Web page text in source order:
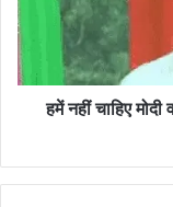
गारंटी,
हमें
केवल
एक
हिंदुस्तानहमें नहीं चाहिए